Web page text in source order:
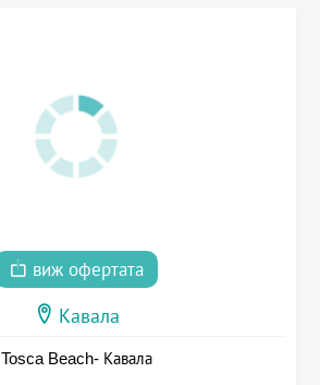
виж офертата
Кавала
Tosca Beach- Кавала